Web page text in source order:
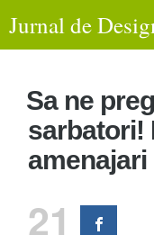
Jurnal de
Sa ne
sarbatori!
21